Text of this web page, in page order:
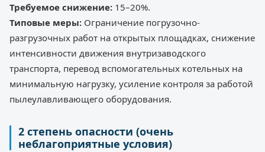
Требуемое снижение: 15–20%.
Типовые меры: Ограничение погрузочно-
разгрузочных работ на открытых площадках, снижение
интенсивности движения внутризаводского
транспорта, перевод вспомогательных котельных на
минимальную нагрузку, усиление контроля за работой
пылеулавливающего оборудования.
2 степень опасности (очень
неблагоприятные условия)